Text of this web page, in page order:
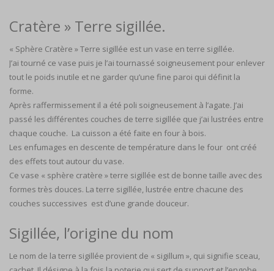
Cratère » Terre sigillée.
« Sphère Cratère » Terre sigillée est un vase en terre sigillée.
J’ai tourné ce vase puis je l’ai tournassé soigneusement pour enlever
tout le poids inutile et ne garder qu’une fine paroi qui définit la
forme.
Après raffermissement il a été poli soigneusement à l’agate. J’ai
passé les différentes couches de terre sigillée que j’ai lustrées entre
chaque couche. La cuisson a été faite en four à bois.
Les enfumages en descente de température dans le four ont créé
des effets tout autour du vase.
Ce vase « sphère cratère » terre sigillée est de bonne taille avec des
formes très douces. La terre sigillée, lustrée entre chacune des
couches successives est d’une grande douceur.
Sigillée, l’origine du nom
Le nom de la terre sigillée provient de « sigillum », qui signifie sceau,